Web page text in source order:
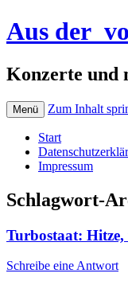
Aus
Konzerte und
Menü Zum Inhalt
Start
Impressum
Schlagwort-
Turbostaat:
Schreibe eine Antwort